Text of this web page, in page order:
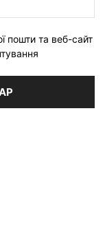
пошти та веб-сайт